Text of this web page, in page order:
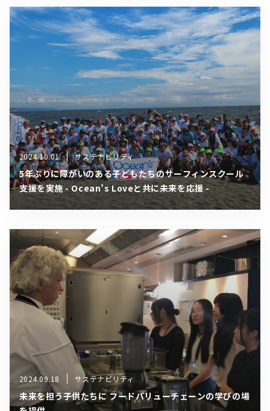
2024.10.01 サステナビリティ
5年ぶりに障がいのある子どもたちのサーフィンスクール
支援を実施 - Ocean’s Loveと共に未来を応援 -
2024.09.18 サステナビリティ
未来を担う子供たちに フードバリューチェーンの学びの場